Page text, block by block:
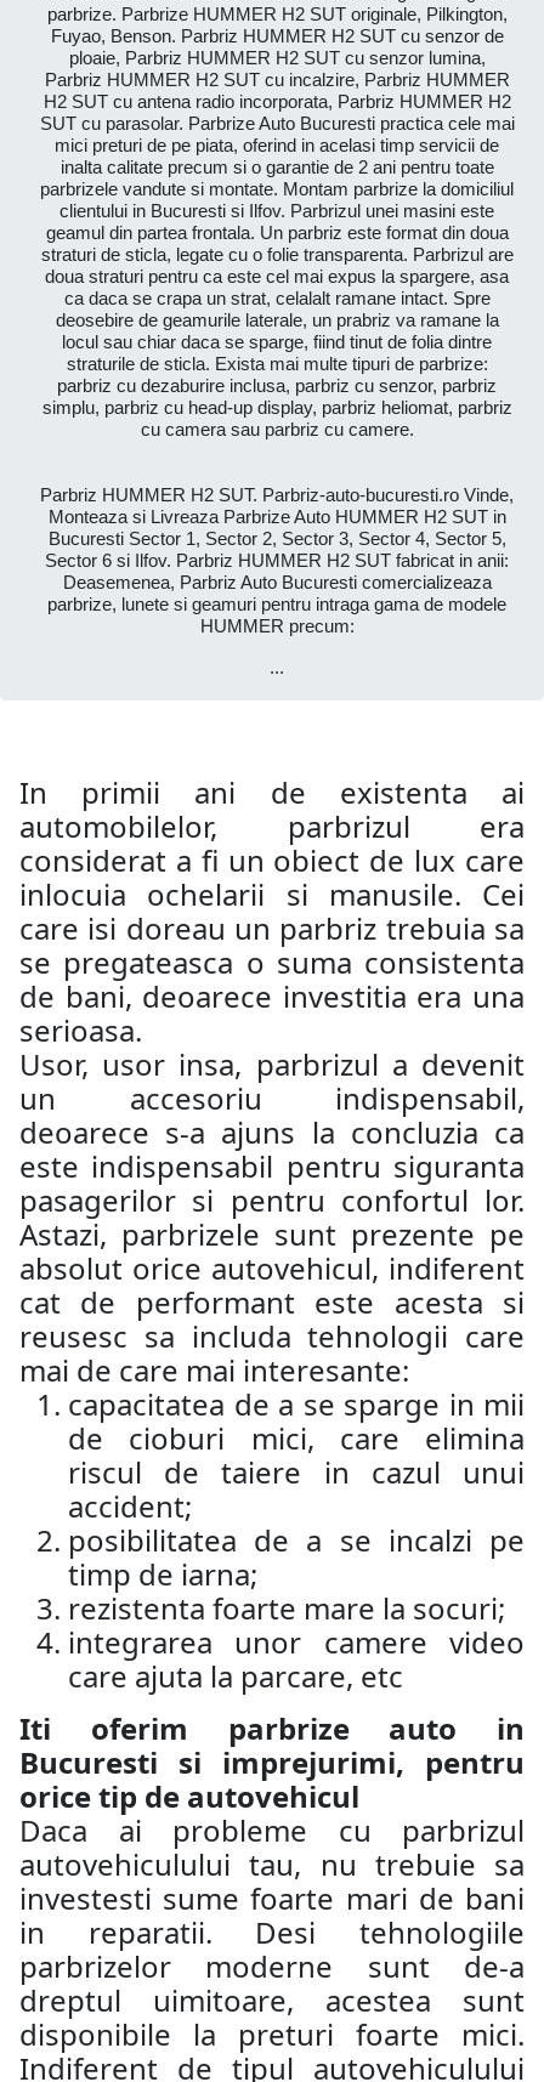
parbrize. Parbrize HUMMER H2 SUT originale, Pilkington,
Fuyao, Benson. Parbriz HUMMER H2 SUT cu senzor de
ploaie, Parbriz HUMMER H2 SUT cu senzor lumina,
Parbriz HUMMER H2 SUT cu incalzire, Parbriz HUMMER
H2 SUT cu antena radio incorporata, Parbriz HUMMER H2
SUT cu parasolar. Parbrize Auto Bucuresti practica cele mai
mici preturi de pe piata, oferind in acelasi timp servicii de
inalta calitate precum si o garantie de 2 ani pentru toate
parbrizele vandute si montate. Montam parbrize la domiciliul
clientului in Bucuresti si Ilfov. Parbrizul unei masini este
geamul din partea frontala. Un parbriz este format din doua
straturi de sticla, legate cu o folie transparenta. Parbrizul are
doua straturi pentru ca este cel mai expus la spargere, asa
ca daca se crapa un strat, celalalt ramane intact. Spre
deosebire de geamurile laterale, un prabriz va ramane la
locul sau chiar daca se sparge, fiind tinut de folia dintre
straturile de sticla. Exista mai multe tipuri de parbrize:
parbriz cu dezaburire inclusa, parbriz cu senzor, parbriz
simplu, parbriz cu head-up display, parbriz heliomat, parbriz
cu camera sau parbriz cu camere.
Parbriz HUMMER H2 SUT. Parbriz-auto-bucuresti.ro Vinde,
Monteaza si Livreaza Parbrize Auto HUMMER H2 SUT in
Bucuresti Sector 1, Sector 2, Sector 3, Sector 4, Sector 5,
Sector 6 si Ilfov. Parbriz HUMMER H2 SUT fabricat in anii:
Deasemenea, Parbriz Auto Bucuresti comercializeaza
parbrize, lunete si geamuri pentru intraga gama de modele
HUMMER precum:
...
In primii ani de existenta ai
automobilelor, parbrizul era
considerat a fi un obiect de lux care
inlocuia ochelarii si manusile. Cei
care isi doreau un parbriz trebuia sa
se pregateasca o suma consistenta
de bani, deoarece investitia era una
serioasa.
Usor, usor insa, parbrizul a devenit
un accesoriu indispensabil,
deoarece s-a ajuns la concluzia ca
este indispensabil pentru siguranta
pasagerilor si pentru confortul lor.
Astazi, parbrizele sunt prezente pe
absolut orice autovehicul, indiferent
cat de performant este acesta si
reusesc sa includa tehnologii care
mai de care mai interesante:
capacitatea de a se sparge in mii
de cioburi mici, care elimina
riscul de taiere in cazul unui
accident;
posibilitatea de a se incalzi pe
timp de iarna;
rezistenta foarte mare la socuri;
integrarea unor camere video
care ajuta la parcare, etc
Iti oferim parbrize auto in
Bucuresti si imprejurimi, pentru
orice tip de autovehicul
Daca ai probleme cu parbrizul
autovehiculului tau, nu trebuie sa
investesti sume foarte mari de bani
in reparatii. Desi tehnologiile
parbrizelor moderne sunt de-a
dreptul uimitoare, acestea sunt
disponibile la preturi foarte mici.
Indiferent de tipul autovehiculului